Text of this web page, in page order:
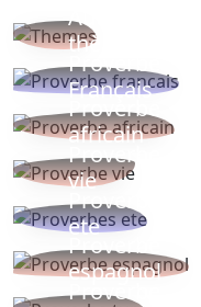
Autres
thèmes
Proverbe
Français
Proverbe
africain
Proverbe
vie
Proverbes
ete
Proverbe
espagnol
Proverbe